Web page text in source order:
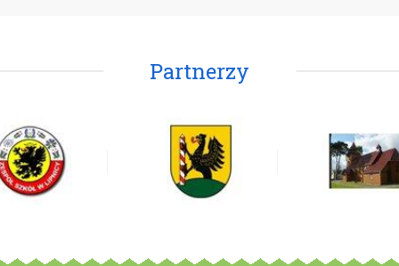
Partnerzy